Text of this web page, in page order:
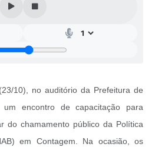
10), no auditório da Prefeitura de
um encontro de capacitação para
do chamamento público da Política
em Contagem. Na ocasião, os